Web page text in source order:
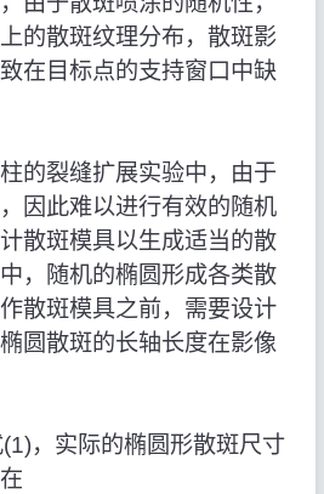
的散斑纹理分布，散斑影
在目标点的支持窗口中缺
的裂缝扩展实验中，由于
因此难以进行有效的随机
散斑模具以生成适当的散
，随机的椭圆形成各类散
散斑模具之前，需要设计
圆散斑的长轴长度在影像
，实际的椭圆形散斑尺寸